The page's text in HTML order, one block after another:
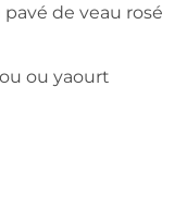
de veau rosé
ou yaourt